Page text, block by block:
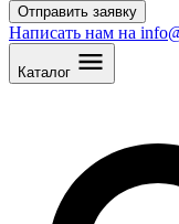
Отправить заявку
Написать нам на
Каталог